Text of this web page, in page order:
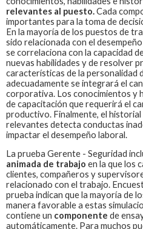
relevantes al puesto.Cada
importantes para la toma de
En la mayoría de los puestos de
sido relacionada con el
se correlaciona con la capacidad
nuevas habilidades y de resolver
características de la personalidad
adecuadamente se integrará el
corporativa. Los conocimientos y
de capacitación que requerirá el
productivo. Finalmente, el
relevantes detecta conductas
impactar el desempeño laboral.
La prueba Gerente - Seguridad
animada de trabajo en la que los
clientes, compañeros y
relacionado con el trabajo.
prueba indican que la mayoría de
manera favorable a estas
contiene un componente de
automáticamente. Para muchos